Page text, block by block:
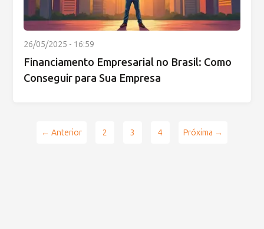
26/05/2025 - 16:59
Financiamento Empresarial no Brasil: Como
Conseguir para Sua Empresa
← Anterior 2 3 4 Próxima →